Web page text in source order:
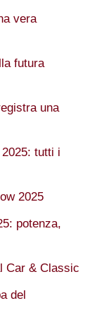
vera
futura
una
tutti i
2025
potenza,
Car & Classic
del